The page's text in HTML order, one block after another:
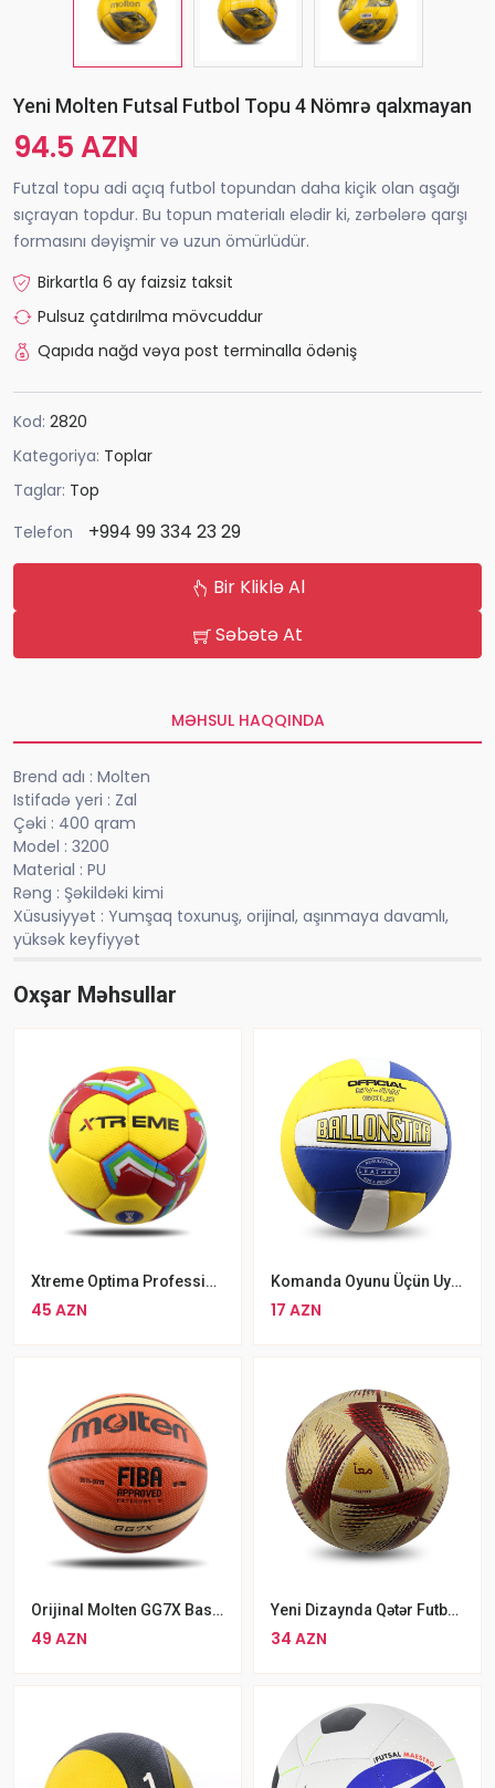
Yeni Molten Futsal Futbol Topu 4 Nömrə qalxmayan
94.5 AZN
Futzal topu adi açıq futbol topundan daha kiçik olan aşağı
sıçrayan topdur. Bu topun materialı elədir ki, zərbələrə qarşı
formasını dəyişmir və uzun ömürlüdür.
Birkartla 6 ay faizsiz taksit
Pulsuz çatdırılma mövcuddur
Qapıda nağd vəya post terminalla ödəniş
Kod: 2820
Kategoriya: Toplar
Taglar: Top
Telefon
+994 99 334 23 29
Bir Kliklə Al
Səbətə At
MƏHSUL HAQQINDA
Brend adı : Molten
Istifadə yeri : Zal
Çəki : 400 qram
Model : 3200
Material : PU
Rəng : Şəkildəki kimi
Xüsusiyyət : Yumşaq toxunuş, orijinal, aşınmaya davamlı,
yüksək keyfiyyət
Oxşar Məhsullar
Xtreme Optima Professional Həndbol Topu Ölçüsü 3 PU Dəri Narıncı Rəngli Əl Tikişli Həndbol Topu
45 AZN
Komanda Oyunu Üçün Uyğun Rəngli Ballonstar SV-4W Voleybol Topu Voleybol Təlim Topu
17 AZN
Orijinal Molten GG7X Basketbol Topu Rəsmi FİBA Təstiqli 7 Ölçülü Peşəkar Basketboll Topu
49 AZN
Yeni Dizaynda Qətər Futbol Topu №5 Dünya Kupası Traditions
34 AZN